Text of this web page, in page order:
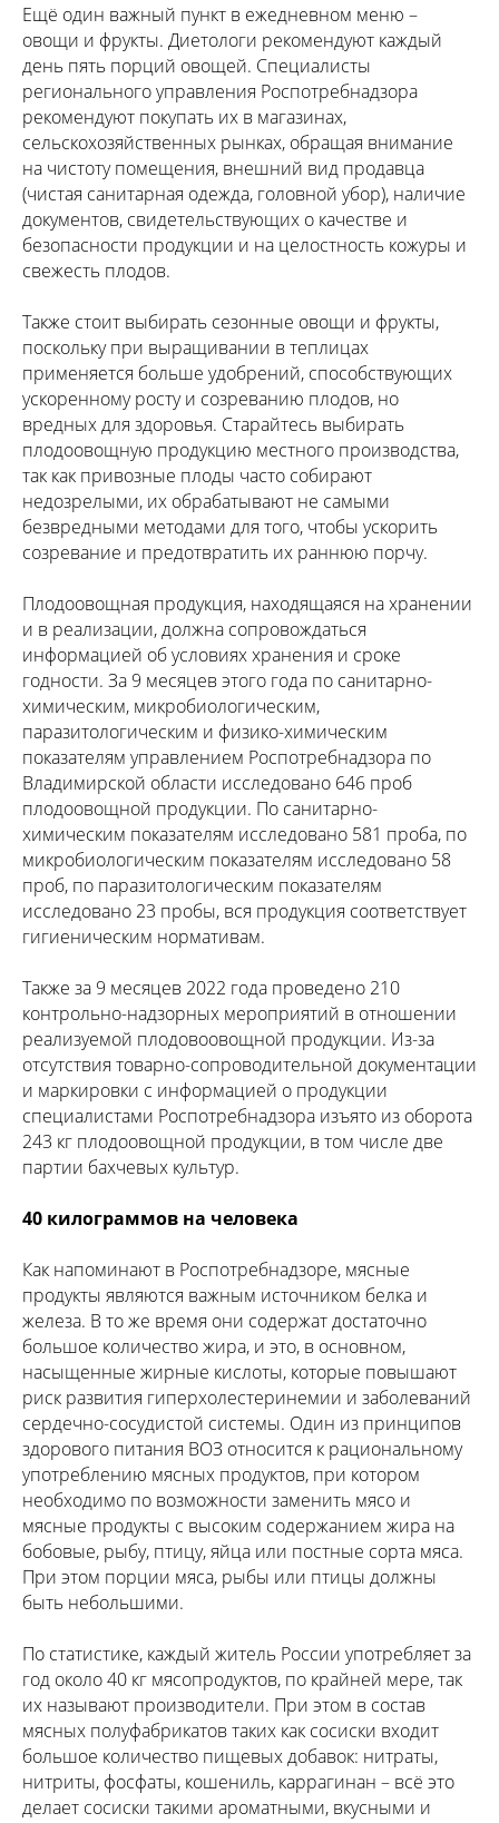
Ещё один важный пункт в ежедневном меню –
овощи и фрукты. Диетологи рекомендуют каждый
день пять порций овощей. Специалисты
регионального управления Роспотребнадзора
рекомендуют покупать их в магазинах,
сельскохозяйственных рынках, обращая внимание
на чистоту помещения, внешний вид продавца
(чистая санитарная одежда, головной убор), наличие
документов, свидетельствующих о качестве и
безопасности продукции и на целостность кожуры и
свежесть плодов.
Также стоит выбирать сезонные овощи и фрукты,
поскольку при выращивании в теплицах
применяется больше удобрений, способствующих
ускоренному росту и созреванию плодов, но
вредных для здоровья. Старайтесь выбирать
плодоовощную продукцию местного производства,
так как привозные плоды часто собирают
недозрелыми, их обрабатывают не самыми
безвредными методами для того, чтобы ускорить
созревание и предотвратить их раннюю порчу.
Плодоовощная продукция, находящаяся на хранении
и в реализации, должна сопровождаться
информацией об условиях хранения и сроке
годности. За 9 месяцев этого года по санитарно-
химическим, микробиологическим,
паразитологическим и физико-химическим
показателям управлением Роспотребнадзора по
Владимирской области исследовано 646 проб
плодоовощной продукции. По санитарно-
химическим показателям исследовано 581 проба, по
микробиологическим показателям исследовано 58
проб, по паразитологическим показателям
исследовано 23 пробы, вся продукция соответствует
гигиеническим нормативам.
Также за 9 месяцев 2022 года проведено 210
контрольно-надзорных мероприятий в отношении
реализуемой плодовоовощной продукции. Из-за
отсутствия товарно-сопроводительной документации
и маркировки с информацией о продукции
специалистами Роспотребнадзора изъято из оборота
243 кг плодоовощной продукции, в том числе две
партии бахчевых культур.
40 килограммов на человека
Как напоминают в Роспотребнадзоре, мясные
продукты являются важным источником белка и
железа. В то же время они содержат достаточно
большое количество жира, и это, в основном,
насыщенные жирные кислоты, которые повышают
риск развития гиперхолестеринемии и заболеваний
сердечно-сосудистой системы. Один из принципов
здорового питания ВОЗ относится к рациональному
употреблению мясных продуктов, при котором
необходимо по возможности заменить мясо и
мясные продукты с высоким содержанием жира на
бобовые, рыбу, птицу, яйца или постные сорта мяса.
При этом порции мяса, рыбы или птицы должны
быть небольшими.
По статистике, каждый житель России употребляет за
год около 40 кг мясопродуктов, по крайней мере, так
их называют производители. При этом в состав
мясных полуфабрикатов таких как сосиски входит
большое количество пищевых добавок: нитраты,
нитриты, фосфаты, кошениль, каррагинан – всё это
делает сосиски такими ароматными, вкусными и